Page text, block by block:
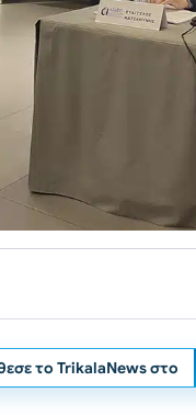
το TrikalaNews στο